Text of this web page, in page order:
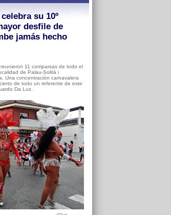
su 10º
desfile de
jamás hecho
11 comparsas de todo el
de Palau-Solità i
Una concentración carnavalera
de todo un referente de este
Da Luz.